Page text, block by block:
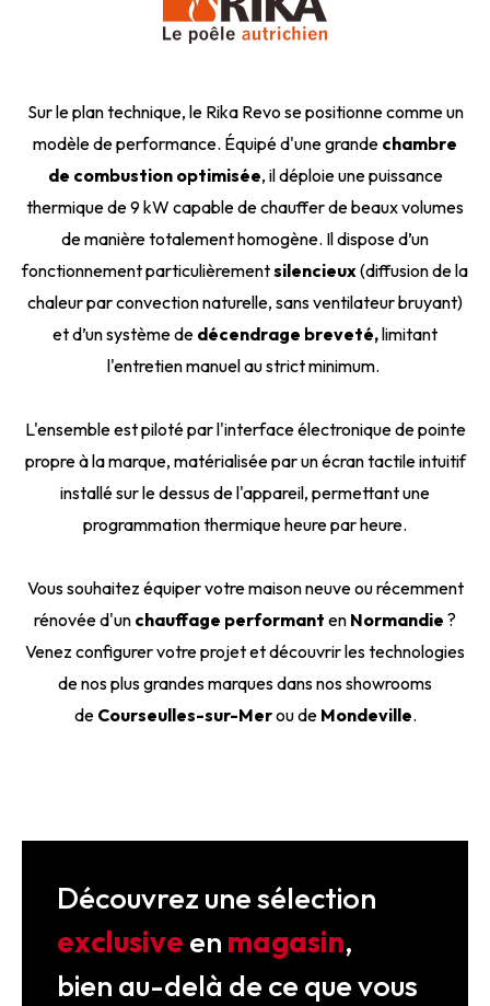
Sur le plan technique, le Rika Revo se positionne comme un
modèle de performance. Équipé d'une grande chambre
de combustion optimisée, il déploie une puissance
thermique de 9 kW capable de chauffer de beaux volumes
de manière totalement homogène. Il dispose d’un
fonctionnement particulièrementsilencieux(diffusion de la
chaleur par convection naturelle, sans ventilateur bruyant)
et d’un système de décendrage breveté,limitant
l'entretien manuel au strict minimum.
L'ensemble est piloté par l'interface électronique de pointe
propre à la marque, matérialisée par un écran tactile intuitif
installé sur le dessus de l'appareil, permettant une
programmation thermique heure par heure.
Vous souhaitez équiper votre maison neuve ou récemment
rénovée d'un chauffage performant en Normandie ?
Venez configurer votre projet et découvrir les technologies
de nos plus grandes marques dans nos showrooms
de Courseulles-sur-Merou de Mondeville.
Découvrez une sélection
exclusive en magasin,
bien au-delà de ce que vous